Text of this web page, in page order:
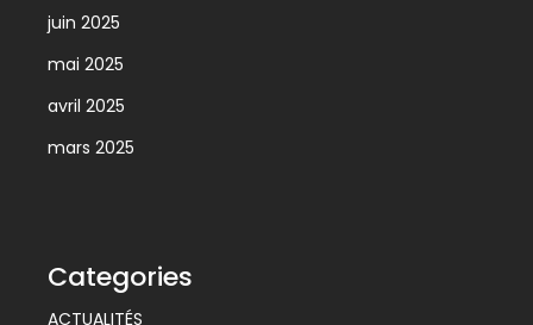
juin 2025
mai 2025
avril 2025
mars 2025
Categories
ACTUALITÉS